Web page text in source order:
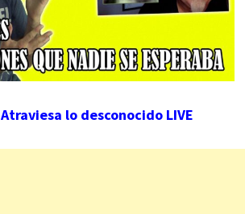
Atraviesa lo desconocido LIVE